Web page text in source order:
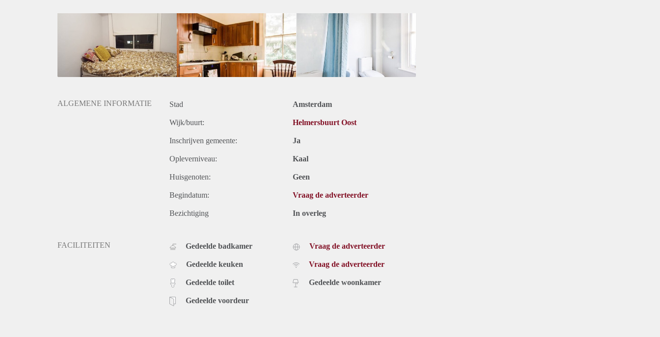
Gedeelde woonkamer: Ja
ALGEMENE INFORMATIE Stad Amsterdam
Wijk/buurt: Helmersbuurt Oost
Inschrijven gemeente: Ja
Opleverniveau: Kaal
Huisgenoten: Geen
Begindatum: Vraag de adverteerder
Bezichtiging In overleg
FACILITEITEN Gedeelde badkamer
Gedeelde keuken
Gedeelde toilet
Gedeelde voordeur
Vraag de adverteerder
Vraag de adverteerder
Gedeelde woonkamer